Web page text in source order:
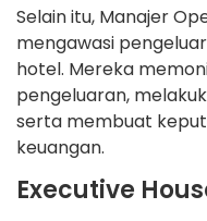
Selain itu, Manajer
mengawasi
hotel. Mereka
pengeluaran,
serta membuat
keuangan.
Executive